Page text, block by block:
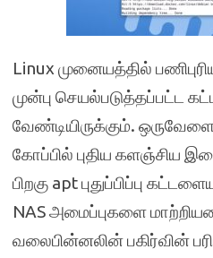
Linux முனையத்தில்
முன்பு செயல்படுத்தப்பட்ட
வேண்டியிருக்கும்.
கோப்பில் புதிய களஞ்சிய
பிறகு apt புதுப்பிப்பு
NAS அமைப்புகளை
வலைபின்னலின் பகிர்வின்